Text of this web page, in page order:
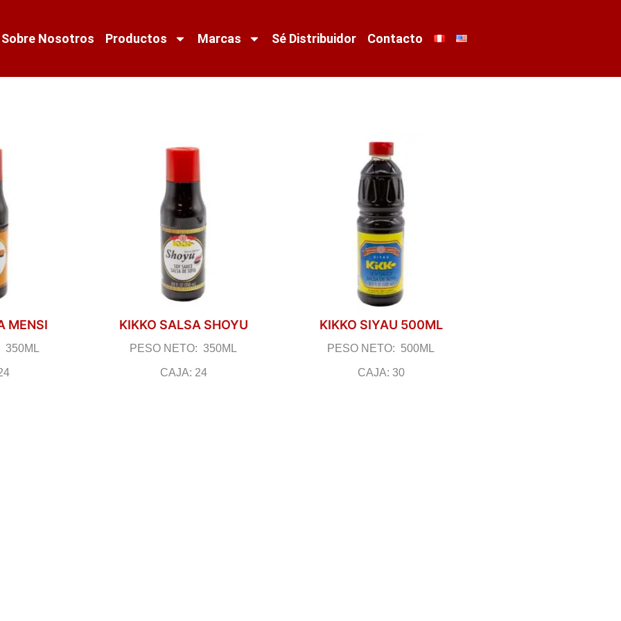
Sobre Nosotros Productos Marcas Sé Distribuidor Contacto
MENSI
350ML
KIKKO SALSA SHOYU
PESO NETO: 350ML
CAJA: 24
KIKKO SIYAU 500ML
PESO NETO: 500ML
CAJA: 30